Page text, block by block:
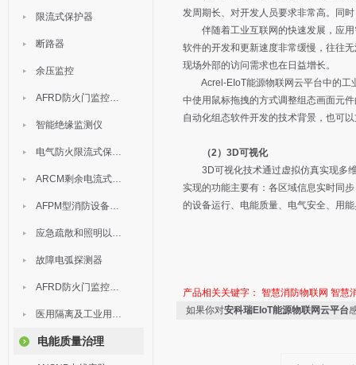
限流式保护器
断路器
余压监控
AFRD防火门监控模块
智能绝缘监测仪
电气防火限流式保护器
ARCM剩余电流式电气火灾监控装置
AFPM型消防设备电源监控系统
应急疏散和照明以及灯具
故障电弧探测器
AFRD防火门监控系统
医用隔离及工业用电绝缘检测
电能质量治理
发周期长、对开发人员要求非常高。同
伴随着工业互联网的快速发展，应用
软件的开发和更新速度非常缓慢，往往
现场外部的访问需求也在日益增长。
Acrel-EIoT能源物联网云平台中的工
中使用鼠标拖拽的方式调整组态画面元
自动化组态软件开发的技术背景，也可
（2）3D可视化
3D可视化技术通过虚拟仿真实现多维
实现的功能主要有：各区域信息实时同
的设备运行、电能质量、电气安全、用
产品相关关键字： 智慧消防物联网 智慧
如果你对安科瑞EIoT能源物联网云平台